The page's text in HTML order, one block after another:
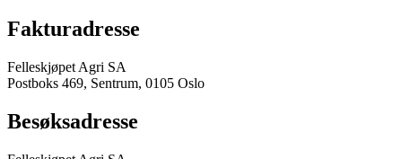
Fakturadresse
Felleskjøpet Agri SA
Postboks 469, Sentrum, 0105 Oslo
Besøksadresse